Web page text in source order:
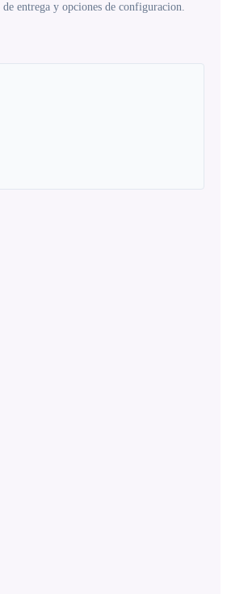
entrega y opciones de configuracion.